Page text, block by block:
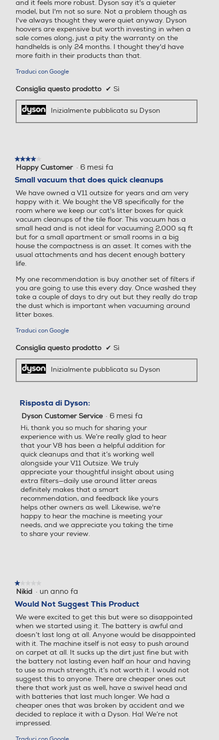
Leggero ed ergonomico per consentirti di
pulire facilmente anche i punti più in alto
della tua casa, con un solo gesto.
portatile
Abbastanza piccolo per luoghi difficili da
raggiungere in casa. Abbastanza potente e
di lunga durata per pulire anche tutta la
tua auto.
Svuotamento igienico
Il meccanismo di espulsione igienico espelle
sporco e polvere in un'unica azione, senza
necessità di toccarlo.
Riponilo ordinatamente e carica
Sempre a portata di mano sulla base di
ricarica a muro, il tuo aspirapolvere Dyson
V8™ è facile da riporre e pronto all'uso
quando ne hai bisogno.
Aspirapolvere Dyson V8 Advanced
ggio
Posizione verticale Posizione verticale
Salvaspazio
Altre funzioni Altre funzioni
mali ovunque, dai tessuti d
ella casa, agli interni dell'au
Lunghezza cavo-m Lunghezza cavo-m
Spazzola combinata Spazzola combinata
Spazzola parquet Spazzola parquet
Turbo spazzola Turbo spazzola
Battitappeto Battitappeto
Bocchetta a lancia Bocchetta a lancia
Bocchetta imbottiti Bocchetta imbottiti
Ruote piroettanti Ruote piroettanti
Vano porta accessori Vano porta accessori
Tubo flessibile Tubo flessibile
and it feels more robust. Dyson say it's a quieter
model, but I'm not so sure. Not a problem though as
I've always thought they were quiet anyway. Dyson
hoovers are expensive but worth investing in when a
sale comes along, just a pity the warranty on the
handhelds is only 24 months. I thought they'd have
more faith in their products than that.
Traduci con Google
Consiglia questo prodotto ✔ Sì
Inizialmente pubblicata su Dyson
★★★★★
★★★★★
4
5
stelle.
Happy Customer · 6 mesi fa
Small vacuum that does quick cleanups
We have owned a V11 outsize for years and am very
happy with it. We bought the V8 specifically for the
room where we keep our cat's litter boxes for quick
vacuum cleanups of the tile floor. This vacuum has a
small head and is not ideal for vacuuming 2,000 sq ft
but for a small apartment or small rooms in a big
house the compactness is an asset. It comes with the
usual attachments and has decent enough battery
life.
My one recommendation is buy another set of filters if
you are going to use this every day. Once washed they
take a couple of days to dry out but they really do trap
the dust which is important when vacuuming around
litter boxes.
Traduci con Google
Consiglia questo prodotto ✔ Sì
Inizialmente pubblicata su Dyson
Risposta di Dyson:
Dyson Customer Service · 6 mesi fa
Hi, thank you so much for sharing your
experience with us. We’re really glad to hear
that your V8 has been a helpful addition for
quick cleanups and that it’s working well
alongside your V11 Outsize. We truly
appreciate your thoughtful insight about using
extra filters—daily use around litter areas
definitely makes that a smart
recommendation, and feedback like yours
helps other owners as well. Likewise, we're
happy to hear the machine is meeting your
needs, and we appreciate you taking the time
to share your review.
★★★★★
★★★★★
1
5
stelle.
Nikid · un anno fa
Would Not Suggest This Product
We were excited to get this but were so disappointed
when we started using it. The battery is awful and
doesn’t last long at all. Anyone would be disappointed
with it. The machine itself is not easy to push around
on carpet at all. It sucks up the dirt just fine but with
the battery not lasting even half an hour and having
to use so much strength, it’s not worth it. I would not
suggest this to anyone. There are cheaper ones out
there that work just as well, have a swivel head and
with batteries that last much longer. We had a
cheaper ones that was broken by accident and we
decided to replace it with a Dyson. Ha! We’re not
impressed.